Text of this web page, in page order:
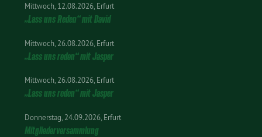
Mittwoch 12.08.2026 Erfurt
„Lass uns Reden“ mit David
Mittwoch 26.08.2026 Erfurt
„Lass uns reden“ mit Jasper
Mittwoch 26.08.2026 Erfurt
„Lass uns reden“ mit Jasper
Donnerstag 24.09.2026 Erfurt
Mitgliederversammlung